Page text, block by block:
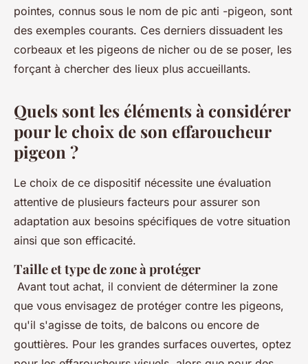
pointes, connus sous le nom de pic anti -pigeon, sont
des exemples courants. Ces derniers dissuadent les
corbeaux et les pigeons de nicher ou de se poser, les
forçant à chercher des lieux plus accueillants.
Quels sont les éléments à considérer
pour le choix de son effaroucheur
pigeon ?
Le choix de ce dispositif nécessite une évaluation
attentive de plusieurs facteurs pour assurer son
adaptation aux besoins spécifiques de votre situation
ainsi que son efficacité.
Taille et type de zone à protéger
Avant tout achat, il convient de déterminer la zone
que vous envisagez de protéger contre les pigeons,
qu'il s'agisse de toits, de balcons ou encore de
gouttières. Pour les grandes surfaces ouvertes, optez